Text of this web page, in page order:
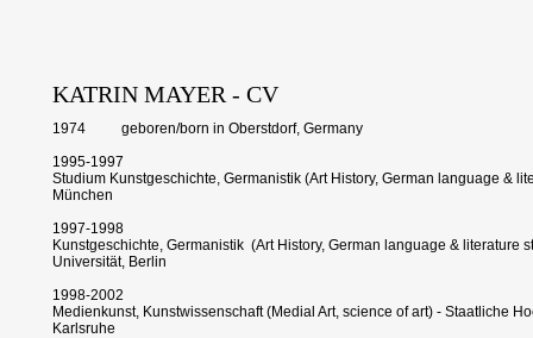
KATRIN MAYER - CV
1974 geboren/born in Oberstdorf, Germany
1995-1997
Studium Kunstgeschichte, Germanistik (Art History, German language &
München
1997-1998
Kunstgeschichte, Germanistik (Art History, German language & literature
Universität, Berlin
1998-2002
Medienkunst, Kunstwissenschaft (Medial Art, science of art) - Staatliche
Karlsruhe